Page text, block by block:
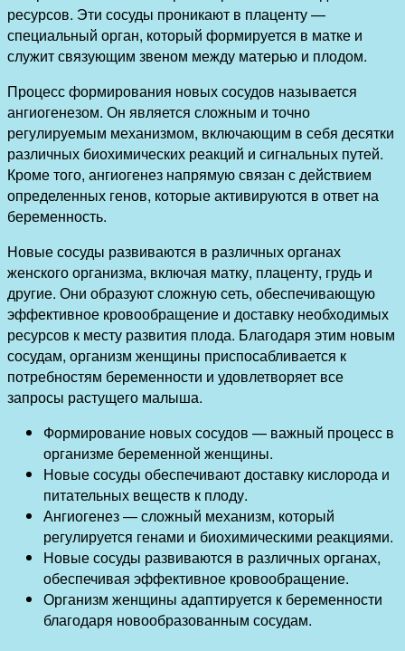
ресурсов. Эти сосуды проникают в плаценту —
специальный орган, который формируется в матке и
служит связующим звеном между матерью и плодом.
Процесс формирования новых сосудов называется
ангиогенезом. Он является сложным и точно
регулируемым механизмом, включающим в себя десятки
различных биохимических реакций и сигнальных путей.
Кроме того, ангиогенез напрямую связан с действием
определенных генов, которые активируются в ответ на
беременность.
Новые сосуды развиваются в различных органах
женского организма, включая матку, плаценту, грудь и
другие. Они образуют сложную сеть, обеспечивающую
эффективное кровообращение и доставку необходимых
ресурсов к месту развития плода. Благодаря этим новым
сосудам, организм женщины приспосабливается к
потребностям беременности и удовлетворяет все
запросы растущего малыша.
Формирование новых сосудов — важный процесс в
организме беременной женщины.
Новые сосуды обеспечивают доставку кислорода и
питательных веществ к плоду.
Ангиогенез — сложный механизм, который
регулируется генами и биохимическими реакциями.
Новые сосуды развиваются в различных органах,
обеспечивая эффективное кровообращение.
Организм женщины адаптируется к беременности
благодаря новообразованным сосудам.